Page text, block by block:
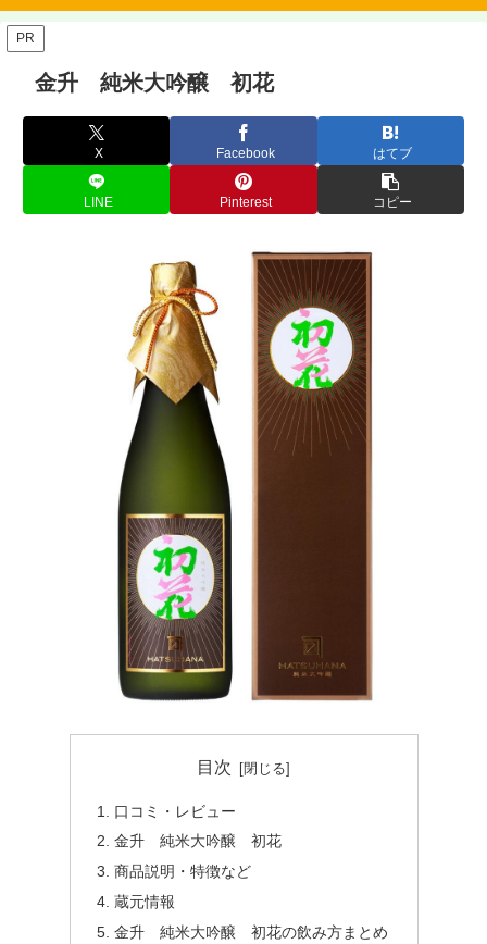
PR
金升 純米大吟醸 初花
X Facebook はてブ
LINE Pinterest コピー
目次
口コミ・レビュー
金升 純米大吟醸 初花
商品説明・特徴など
蔵元情報
金升 純米大吟醸 初花の飲み方まとめ